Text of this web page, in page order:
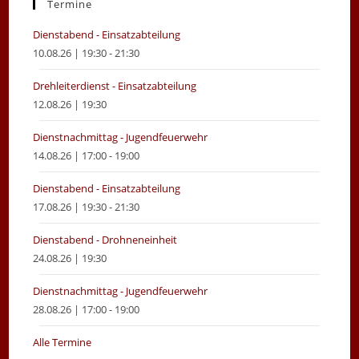
Termine
Dienstabend - Einsatzabteilung
10.08.26 | 19:30 - 21:30
Drehleiterdienst - Einsatzabteilung
12.08.26 | 19:30
Dienstnachmittag - Jugendfeuerwehr
14.08.26 | 17:00 - 19:00
Dienstabend - Einsatzabteilung
17.08.26 | 19:30 - 21:30
Dienstabend - Drohneneinheit
24.08.26 | 19:30
Dienstnachmittag - Jugendfeuerwehr
28.08.26 | 17:00 - 19:00
Alle Termine